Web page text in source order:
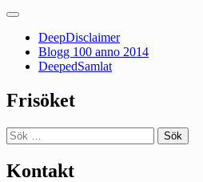
Primär
DeepDisclaimer
Blogg 100 anno 2014
DeepedSamlat
Frisöket
Sök
efter:
Kontakt